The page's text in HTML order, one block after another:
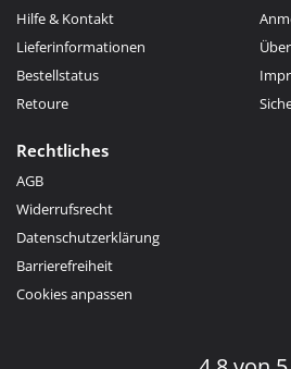
Hilfe & Kontakt
Lieferinformationen
Bestellstatus
Retoure
Rechtliches
AGB
Widerrufsrecht
Datenschutzerklärung
Barrierefreiheit
Cookies anpassen